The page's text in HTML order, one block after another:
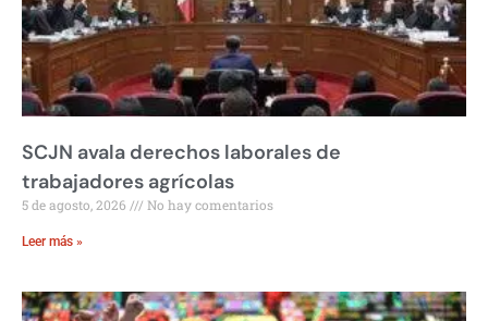
SCJN avala derechos laborales de
trabajadores agrícolas
5 de agosto, 2026 No hay comentarios
Leer más »